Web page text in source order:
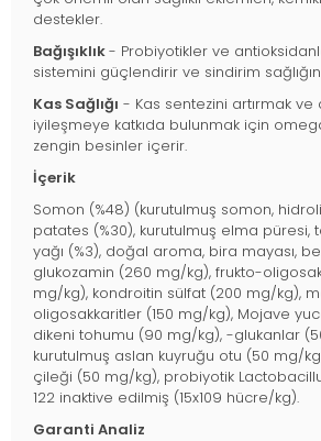
destekler.
Bağışıklık- Probiyotikler ve
sistemini güçlendirir ve sindirim
Kas Sağlığı - Kas sentezini artırmak ve
iyileşmeye katkıda bulunmak için
zengin besinler içerir.
İçerik
Somon (%48) (kurutulmuş somon,
patates (%30), kurutulmuş elma püresi,
yağı (%3), doğal aroma, bira mayası,
glukozamin (260 mg/kg), frukto-
mg/kg), kondroitin sülfat (200 mg/kg),
oligosakkaritler (150 mg/kg), Mojave
dikeni tohumu (90 mg/kg), -glukanlar
kurutulmuş aslan kuyruğu otu (50 mg/
çileği (50 mg/kg), probiyotik
122 inaktive edilmiş (15x109 hücre/kg).
Garanti Analiz